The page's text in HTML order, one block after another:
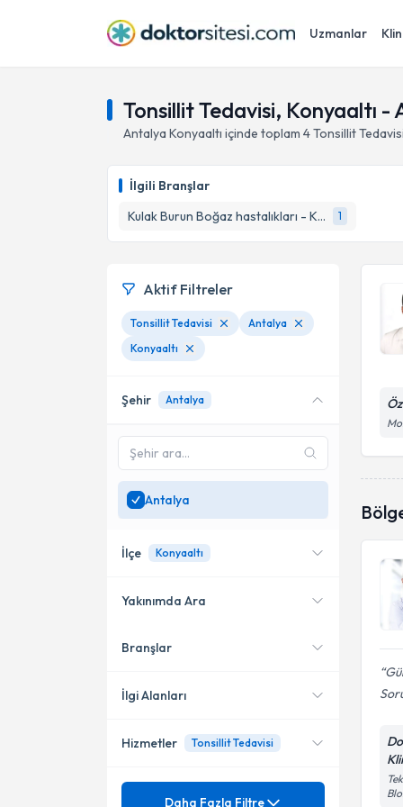
Uzmanlar
Tonsillit Tedavisi, Konyaaltı -
Antalya Konyaaltı içinde toplam 4Tonsillit Tedavisi
İlgili Branşlar
Kulak Burun Boğaz hastalıkları - KBB
1
Aktif Filtreler
Tonsillit Tedavisi
Antalya
Konyaaltı
Şehir Antalya
Antalya
İlçe Konyaaltı
Kepez
Konyaaltı
Yakınımda Ara
Konumuma yakın uzmanları
Branşlar
Kulak Burun Boğaz hastalıkları
İlgi Alanları
Açık teknik rinoplasti
Hizmetler Tonsillit Tedavisi
Mezuniyet
Daha Fazla Filtre